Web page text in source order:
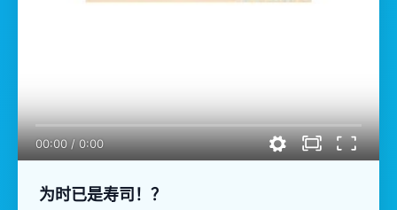
00:00/0:00
为时已是寿司！？